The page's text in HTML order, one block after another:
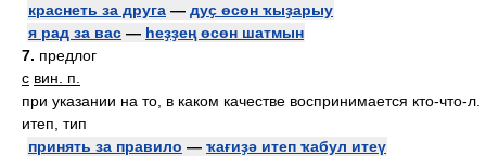
краснеть за друга — дуҫ өсөн ҡыҙарыу
я рад за вас — һеҙҙең өсөн шатмын
7. предлог
с вин. п.
при указании на то, в каком качестве воспринимается кто-что-л.
итеп, тип
принять за правило — ҡағиҙә итеп ҡабул итеү